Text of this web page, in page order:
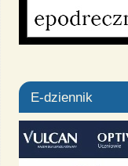
E-dziennik